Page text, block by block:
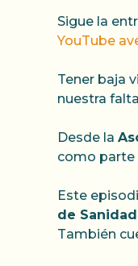
Sigue la
YouTube
Tener baja
nuestra
Desde la
como parte
Este
de
También